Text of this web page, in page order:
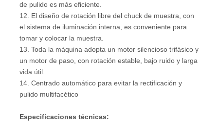
de pulido es más eficiente.
12. El diseño de rotación libre del chuck de muestra, con
el sistema de iluminación interna, es conveniente para
tomar y colocar la muestra.
13. Toda la máquina adopta un motor silencioso trifásico y
un motor de paso, con rotación estable, bajo ruido y larga
vida útil.
14. Centrado automático para evitar la rectificación y
pulido multifacético
Especificaciones técnicas: